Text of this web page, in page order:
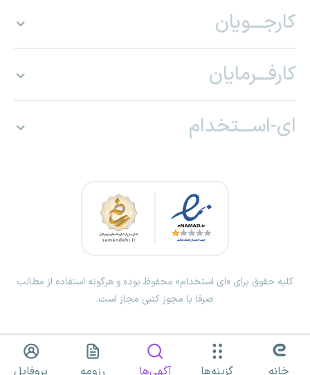
کارجـــویان
کارفـــرمایان
ای-اســـتخدام
کلیه حقوق برای «ای استخدام» محفوظ بوده و هرگونه استفاده از مطالب
صرفا با مجوز کتبی مجاز است.
خانه گزینه‌ها آگهی‌ها رزومه پروفایل